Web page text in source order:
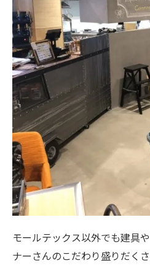
モールテックス以外でも建具
ナーさんのこだわり盛りだく